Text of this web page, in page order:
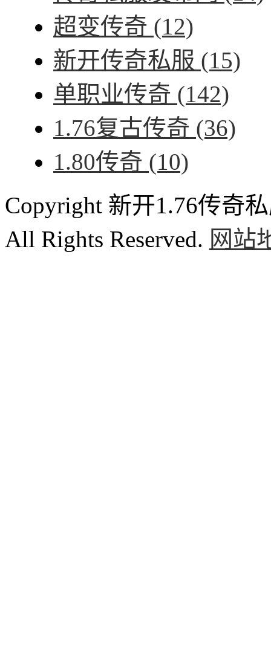
超变传奇 (12)
新开传奇私服 (15)
单职业传奇 (142)
1.76复古传奇 (36)
1.80传奇 (10)
Copyright 新开1.76传奇
All Rights Reserved. 网站